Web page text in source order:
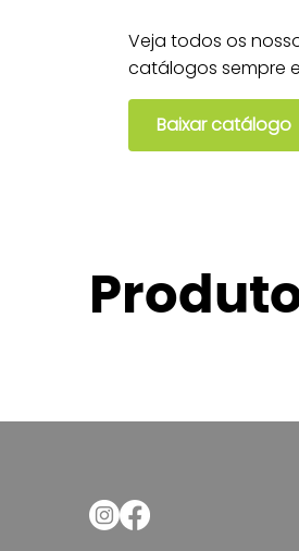
Veja todos os
catálogos sempre
Baixar catálogo